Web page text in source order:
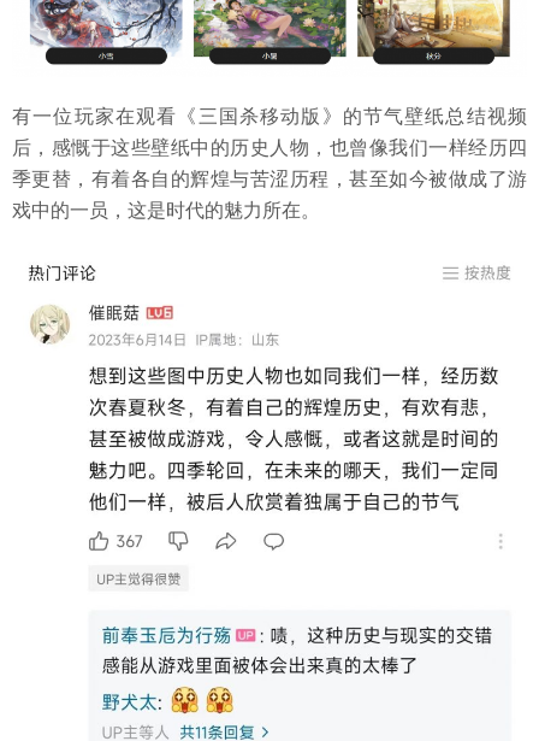
有一位玩家在观看《三国杀移动版》的节气壁纸总结视频
后，感慨于这些壁纸中的历史人物，也曾像我们一样经历四
季更替，有着各自的辉煌与苦涩历程，甚至如今被做成了游
戏中的一员，这是时代的魅力所在。